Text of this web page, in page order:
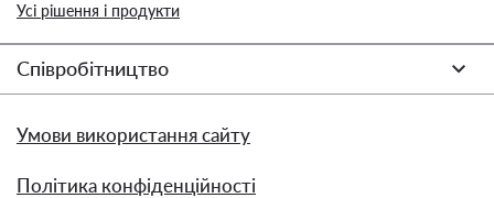
Усі рішення і продукти
Співробітництво
Умови використання сайту
Політика конфіденційності